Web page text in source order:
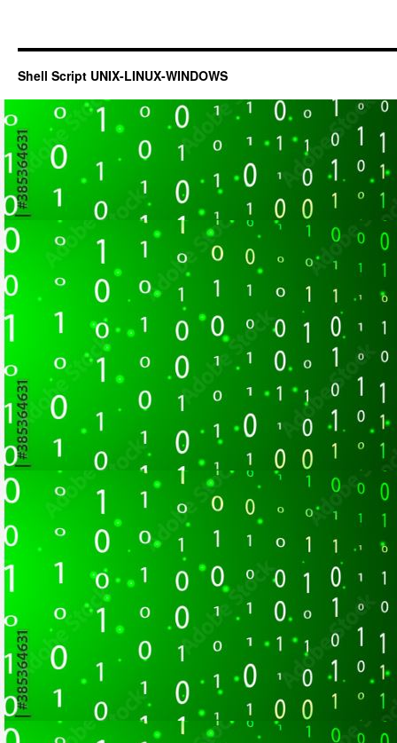
Shell Script UNIX-LINUX-WINDOWS